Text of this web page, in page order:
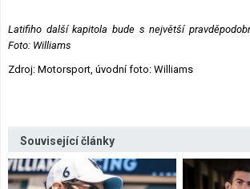
Latifiho další kapitola bude s největší
Foto: Williams
Zdroj: Motorsport, úvodní foto: Williams
Související články